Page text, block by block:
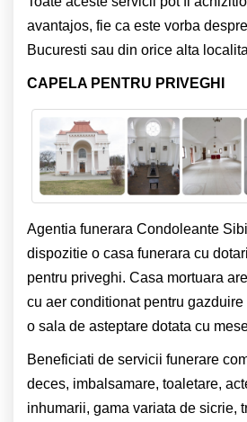
avantajos, fie ca este vorba
Bucuresti sau din orice alta
CAPELA PENTRU PRIVEGHI
Agentia funerara Condoleante
dispozitie o casa funerara cu
pentru priveghi. Casa mortuara
cu aer conditionat pentru
o sala de asteptare dotata cu
Beneficiati de servicii funerare
deces, imbalsamare, toaletare,
inhumarii, gama variata de sicrie,